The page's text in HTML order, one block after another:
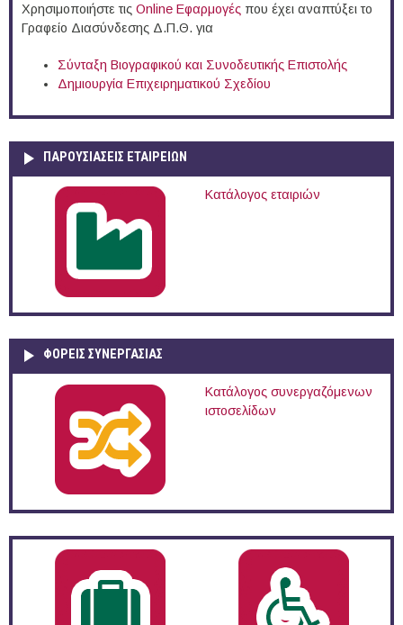
Χρησιμοποιήστε τις Online Eφαρμογές που έχει αναπτύξει το
Γραφείο Διασύνδεσης Δ.Π.Θ. για
Σύνταξη Βιογραφικού και Συνοδευτικής Επιστολής
Δημιουργία Επιχειρηματικού Σχεδίου
ΠΑΡΟΥΣΙΆΣΕΙΣ ΕΤΑΙΡΕΙΏΝ
Κατάλογος εταιριών
ΦΟΡΕΙΣ ΣΥΝΕΡΓΑΣΙΑΣ
Κατάλογος συνεργαζόμενων
ιστοσελίδων